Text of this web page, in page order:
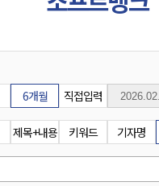
6개월 직접입력
제목+내용 키워드 기자명